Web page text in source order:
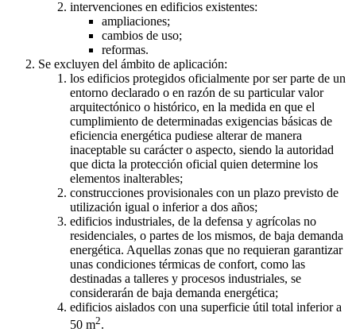
MedianeríaMuroMuro parietodinámicoMuro Trombe
Partición interior Perfil de usoPeriodo de utilización
Potencia a instalarPotencia del conjunto lámpara más equipo
Potencia total del conjunto lámpara más equipo auxiliar
ProductoPuente térmicoPuente térmico lineal
Relación del cambio de aireSalas TécnicasSistema de
alimentación específico de vehículo eléctrico (SAVE)Sistema de
control y regulaciónSistema de aprovechamiento de la luz natural
Sistema de detección de presenciaSistema de temporizaciónSistema
Sistema urbano de calefacción (o sistema urbano de
refrigeración)Solicitaciones exterioresSolicitaciones interiores
Temperatura de consignaTransmitancia térmica (U)
Transmitancia térmica linealUnidad de uso
Valor de eficiencia energética de la instalación (VEEI) Vehículo
Zona climáticaZona comúnZona térmica
intervenciones en edificios existentes:
ampliaciones;
cambios de uso;
reformas.
Se excluyen del ámbito de aplicación:
los edificios protegidos oficialmente por ser parte de un
entorno declarado o en razón de su particular valor
arquitectónico o histórico, en la medida en que el
cumplimiento de determinadas exigencias básicas de
eficiencia energética pudiese alterar de manera
inaceptable su carácter o aspecto, siendo la autoridad
que dicta la protección oficial quien determine los
elementos inalterables;
construcciones provisionales con un plazo previsto de
utilización igual o inferior a dos años;
edificios industriales, de la defensa y agrícolas no
residenciales, o partes de los mismos, de baja demanda
energética. Aquellas zonas que no requieran garantizar
unas condiciones térmicas de confort, como las
destinadas a talleres y procesos industriales, se
considerarán de baja demanda energética;
edificios aislados con una superficie útil total inferior a
50 m2.